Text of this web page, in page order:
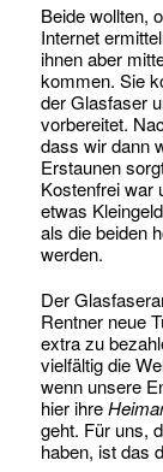
Beide wollten,
Internet
ihnen aber
kommen. Sie
der Glasfaser
vorbereitet.
dass wir dann
Erstaunen
Kostenfrei war
etwas
als die beiden
werden.
Der
Rentner neue
extra zu
vielfältig die
wenn unsere
hier ihre
geht. Für uns,
haben, ist das